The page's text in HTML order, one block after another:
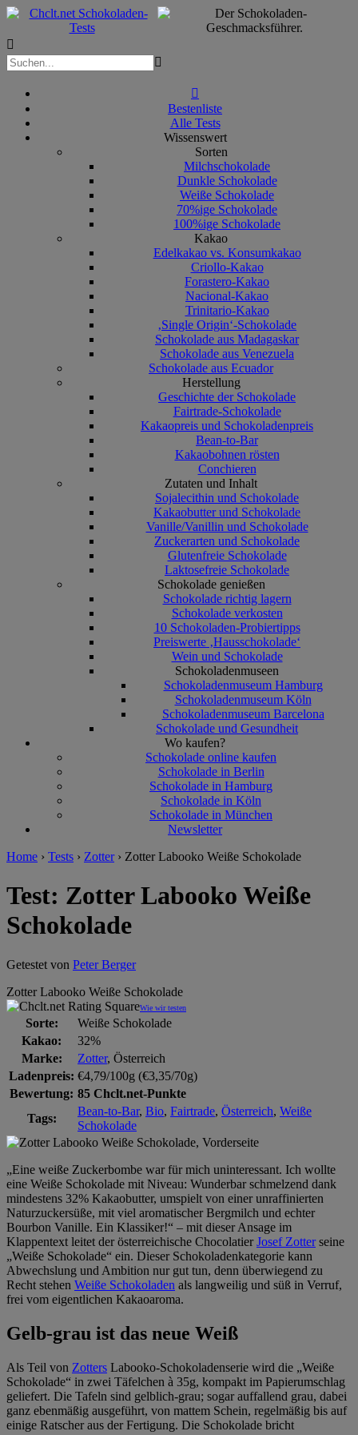



Bestenliste
Alle Tests
Wissenswert
Sorten
Milchschokolade
Dunkle Schokolade
Weiße Schokolade
70%ige Schokolade
100%ige Schokolade
Kakao
Edelkakao vs. Konsumkakao
Criollo-Kakao
Forastero-Kakao
Nacional-Kakao
Trinitario-Kakao
‚Single Origin‘-Schokolade
Schokolade aus Madagaskar
Schokolade aus Venezuela
Schokolade aus Ecuador
Herstellung
Geschichte der Schokolade
Fairtrade-Schokolade
Kakaopreis und Schokoladenpreis
Bean-to-Bar
Kakaobohnen rösten
Conchieren
Zutaten und Inhalt
Sojalecithin und Schokolade
Kakaobutter und Schokolade
Vanille/Vanillin und Schokolade
Zuckerarten und Schokolade
Glutenfreie Schokolade
Laktosefreie Schokolade
Schokolade genießen
Schokolade richtig lagern
Schokolade verkosten
10 Schokoladen-Probiertipps
Preiswerte ‚Hausschokolade‘
Wein und Schokolade
Schokoladenmuseen
Schokoladenmuseum Hamburg
Schokoladenmuseum Köln
Schokoladenmuseum Barcelona
Schokolade und Gesundheit
Wo kaufen?
Schokolade online kaufen
Schokolade in Berlin
Schokolade in Hamburg
Schokolade in Köln
Schokolade in München
Newsletter
Home › Tests › Zotter › Zotter Labooko Weiße Schokolade
Test: Zotter Labooko Weiße
Schokolade
Getestet von Peter Berger
Zotter Labooko Weiße Schokolade
Wie wir testen
Sorte:
Weiße Schokolade
Kakao:
32%
Marke:
Zotter, Österreich
Ladenpreis: €4,79/100g (€3,35/70g)
Bewertung: 85 Chclt.net-Punkte
Tags:
Bean-to-Bar, Bio, Fairtrade, Österreich, Weiße
Schokolade
„Eine weiße Zuckerbombe war für mich uninteressant. Ich wollte
eine Weiße Schokolade mit Niveau: Wunderbar schmelzend dank
mindestens 32% Kakaobutter, umspielt von einer unraffinierten
Naturzuckersüße, mit viel aromatischer Bergmilch und echter
Bourbon Vanille. Ein Klassiker!“ – mit dieser Ansage im
Klappentext leitet der österreichische ChocolatierJosef Zotterseine
„Weiße Schokolade“ ein. Dieser Schokoladenkategorie kann
Abwechslung und Ambition nur gut tun, denn überwiegend zu
Recht stehen Weiße Schokoladen als langweilig und süß in Verruf,
frei vom eigentlichen Kakaoaroma.
Gelb-grau ist das neue Weiß
Als Teil von Zotters Labooko-Schokoladenserie wird die „Weiße
Schokolade“ in zwei Täfelchen à 35g, kompakt im Papierumschlag
geliefert. Die Tafeln sind gelblich-grau; sogar auffallend grau, dabei
ganz ebenmäßig ausgeführt, von mattem Schein, regelmäßig bis auf
einige Ratscher aus der Fertigung. Die Schokolade bricht